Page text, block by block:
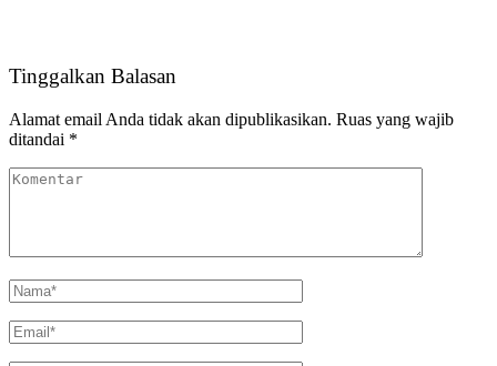
Tinggalkan Balasan
Alamat email Anda tidak akan dipublikasikan. Ruas yang wajib
ditandai *